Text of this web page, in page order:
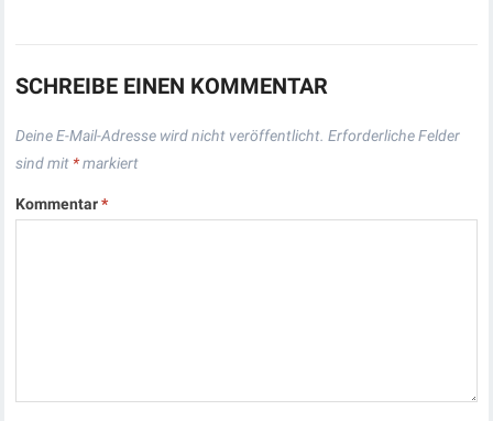
SCHREIBE EINEN KOMMENTAR
Deine E-Mail-Adresse wird nicht veröffentlicht. Erforderliche Felder
sind mit *markiert
Kommentar*